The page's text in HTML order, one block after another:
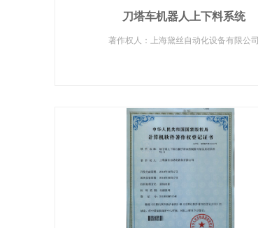
刀塔车机器人上下料系统
著作权人：上海黛丝自动化设备有限公司